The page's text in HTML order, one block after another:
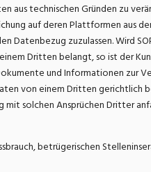
aus technischen Gründen zu
auf deren Plattformen aus
zuzulassen. Wird
Dritten belangt, so ist der
und Informationen zur
von einem Dritten
solchen Ansprüchen Dritter
betrügerischen